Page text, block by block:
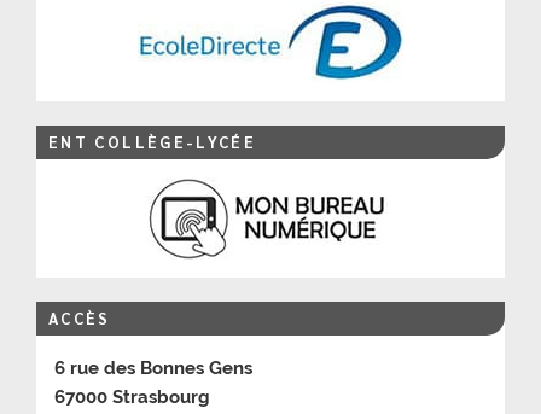
ENT COLLÈGE-LYCÉE
ACCÈS
6 rue des Bonnes Gens
67000 Strasbourg